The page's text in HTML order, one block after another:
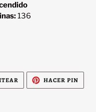
136
TUITEAR
TWITTER
HACER PIN